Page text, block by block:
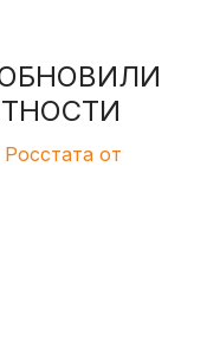
ОБНОВИЛИ
от